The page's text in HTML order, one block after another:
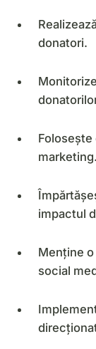
donatori.
Folosește
marketing.
impactul
Menține
social